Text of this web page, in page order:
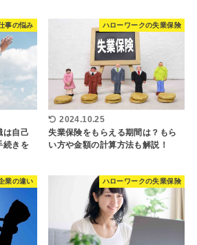
事の悩み
は自己
続きを
ハローワークの失業保険
2024.10.25
失業保険をもらえる期間は？もら
い方や金額の計算方法も解説！
業の違い ハローワークの失業保険